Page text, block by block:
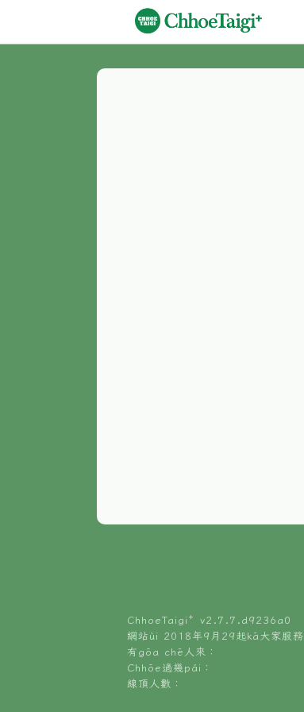
ChhoeTaigi⁺ v2.7.7.d9236a0
網站ùi 2018年9月29起kā大家服務
有gōa chē人來：
Chhōe過幾pái：
線頂人數：